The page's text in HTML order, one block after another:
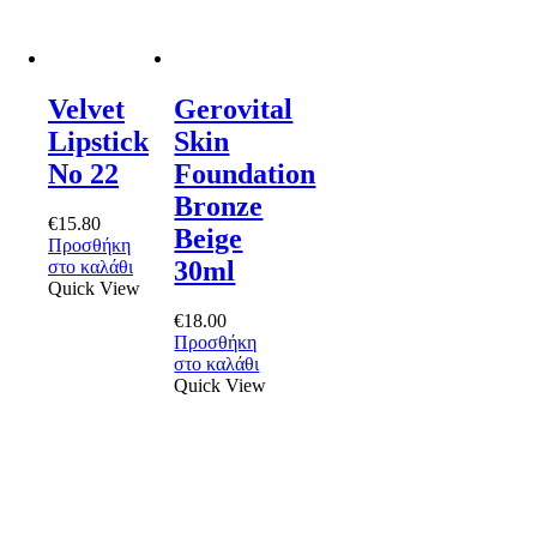
Velvet
Lipstick
No 22
€15.80
Προσθήκη
στο καλάθι
Quick View
Gerovital
Skin
Foundation
Bronze
Beige
30ml
€18.00
Προσθήκη
στο καλάθι
Quick View